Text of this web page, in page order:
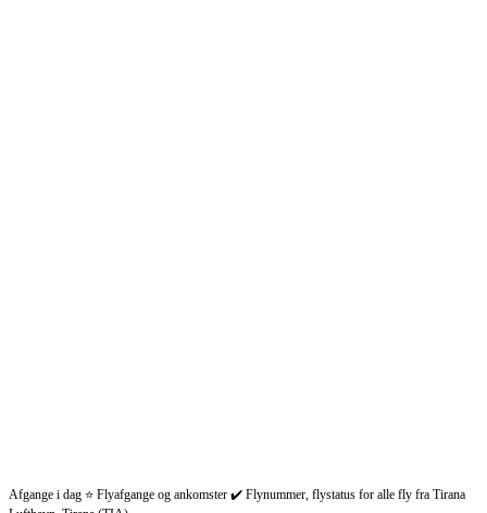
Afgange i dag ⭐ Flyafgange og ankomster ✔️ Flynummer, flystatus for alle fly fra Tirana